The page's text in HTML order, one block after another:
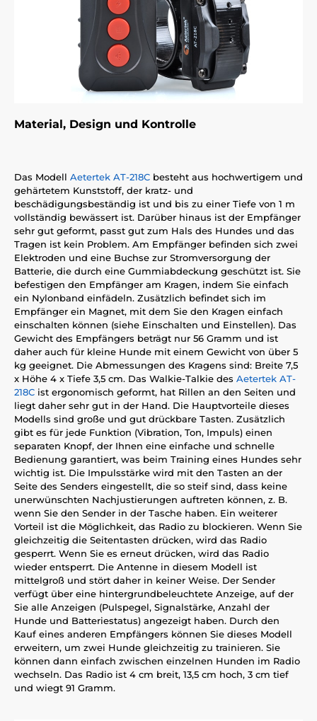
Material, Design und Kontrolle
Das Modell Aetertek AT-218C besteht aus hochwertigem und
gehärtetem Kunststoff, der kratz- und
beschädigungsbeständig ist und bis zu einer Tiefe von 1 m
vollständig bewässert ist. Darüber hinaus ist der Empfänger
sehr gut geformt, passt gut zum Hals des Hundes und das
Tragen ist kein Problem. Am Empfänger befinden sich zwei
Elektroden und eine Buchse zur Stromversorgung der
Batterie, die durch eine Gummiabdeckung geschützt ist. Sie
befestigen den Empfänger am Kragen, indem Sie einfach
ein Nylonband einfädeln. Zusätzlich befindet sich im
Empfänger ein Magnet, mit dem Sie den Kragen einfach
einschalten können (siehe Einschalten und Einstellen). Das
Gewicht des Empfängers beträgt nur 56 Gramm und ist
daher auch für kleine Hunde mit einem Gewicht von über 5
kg geeignet. Die Abmessungen des Kragens sind: Breite 7,5
x Höhe 4 x Tiefe 3,5 cm. Das Walkie-Talkie des Aetertek AT-
218C ist ergonomisch geformt, hat Rillen an den Seiten und
liegt daher sehr gut in der Hand. Die Hauptvorteile dieses
Modells sind große und gut drückbare Tasten. Zusätzlich
gibt es für jede Funktion (Vibration, Ton, Impuls) einen
separaten Knopf, der Ihnen eine einfache und schnelle
Bedienung garantiert, was beim Training eines Hundes sehr
wichtig ist. Die Impulsstärke wird mit den Tasten an der
Seite des Senders eingestellt, die so steif sind, dass keine
unerwünschten Nachjustierungen auftreten können, z. B.
wenn Sie den Sender in der Tasche haben. Ein weiterer
Vorteil ist die Möglichkeit, das Radio zu blockieren. Wenn Sie
gleichzeitig die Seitentasten drücken, wird das Radio
gesperrt. Wenn Sie es erneut drücken, wird das Radio
wieder entsperrt. Die Antenne in diesem Modell ist
mittelgroß und stört daher in keiner Weise. Der Sender
verfügt über eine hintergrundbeleuchtete Anzeige, auf der
Sie alle Anzeigen (Pulspegel, Signalstärke, Anzahl der
Hunde und Batteriestatus) angezeigt haben. Durch den
Kauf eines anderen Empfängers können Sie dieses Modell
erweitern, um zwei Hunde gleichzeitig zu trainieren. Sie
können dann einfach zwischen einzelnen Hunden im Radio
wechseln. Das Radio ist 4 cm breit, 13,5 cm hoch, 3 cm tief
und wiegt 91 Gramm.